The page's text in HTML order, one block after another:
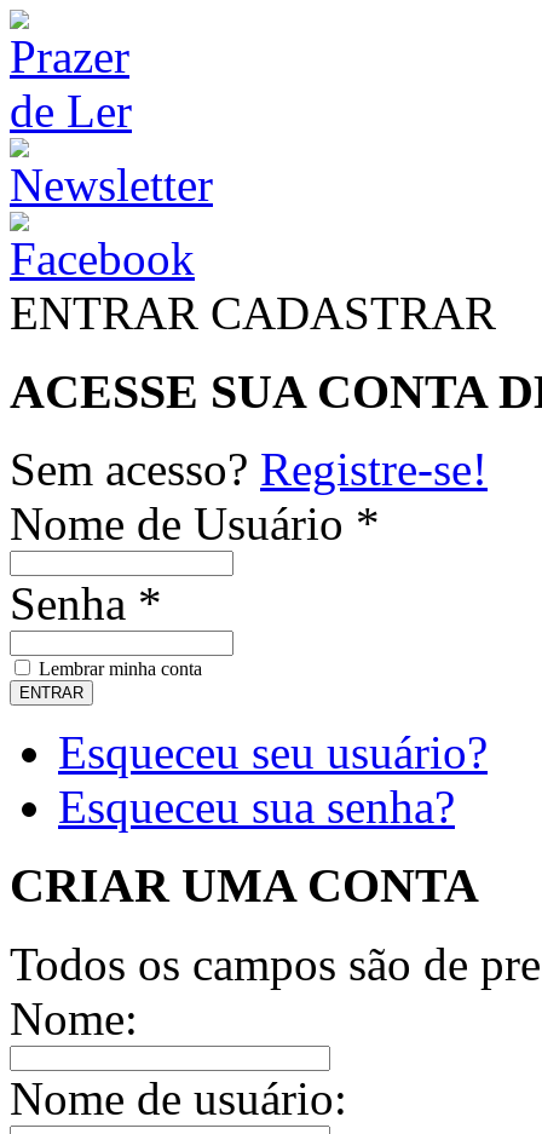
ENTRAR CADASTRAR
ACESSE SUA CONTA
Sem acesso? Registre-se!
Nome de Usuário *
Senha *
Lembrar minha conta
Esqueceu seu usuário?
Esqueceu sua senha?
CRIAR UMA CONTA
Todos os campos são de
Nome:
Nome de usuário: